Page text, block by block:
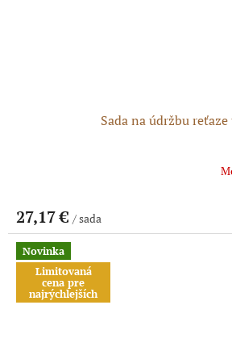
Sada na údržbu reťaze
27,17 € / sada
Novinka
Limitovaná
cena pre
najrýchlejších